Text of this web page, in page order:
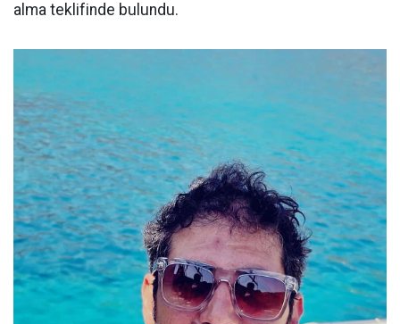
alma teklifinde bulundu.